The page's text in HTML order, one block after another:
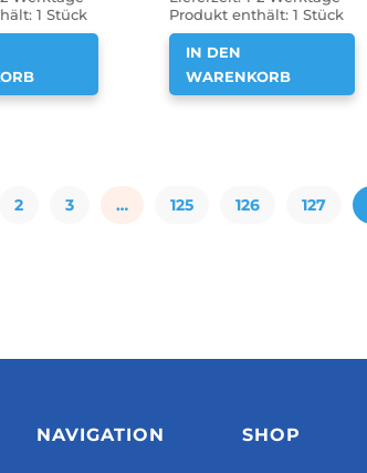
1 Stück
Produkt enthält: 1 Stück
IN DEN
WARENKORB
2 3 … 125 126 127
NAVIGATION SHOP